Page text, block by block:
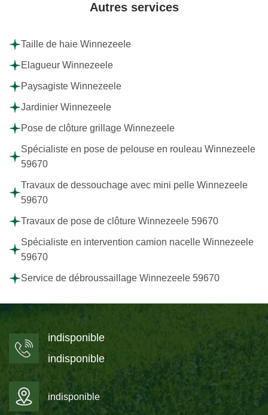
Autres services
Taille de haie Winnezeele
Elagueur Winnezeele
Paysagiste Winnezeele
Jardinier Winnezeele
Pose de clôture grillage Winnezeele
Spécialiste en pose de pelouse en rouleau Winnezeele
59670
Travaux de dessouchage avec mini pelle Winnezeele
59670
Travaux de pose de clôture Winnezeele 59670
Spécialiste en intervention camion nacelle Winnezeele
59670
Service de débroussaillage Winnezeele 59670
indisponible
indisponible
indisponible